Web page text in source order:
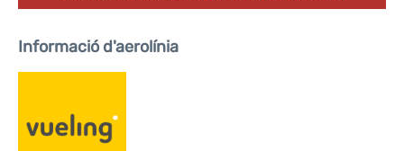
Informació d'aerolínia